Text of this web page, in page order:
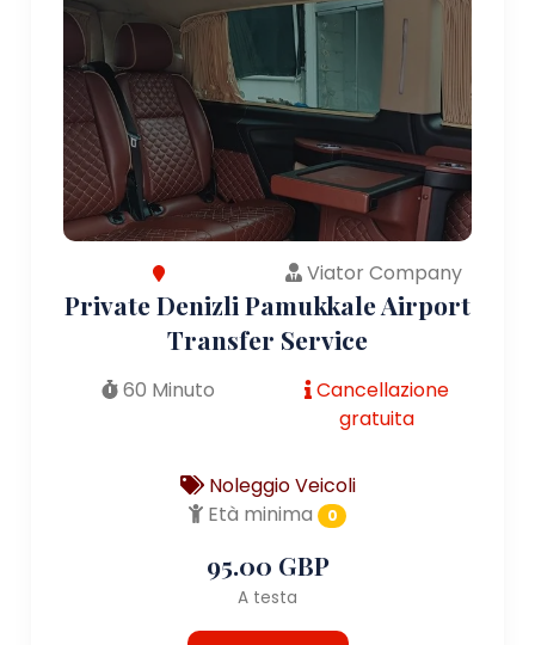
Viator Company
Private Denizli Pamukkale Airport
Transfer Service
60 Minuto
Cancellazione
gratuita
Noleggio Veicoli
Età minima
0
95.00 GBP
A testa